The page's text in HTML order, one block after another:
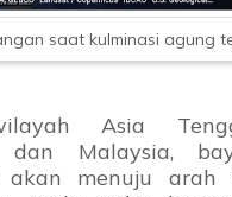
saat kulminasi agung
Asia
dan Malaysia,
akan menuju arah